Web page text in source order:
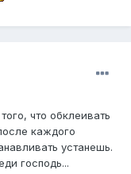
что обклеивать
каждого
устанешь.
господь...